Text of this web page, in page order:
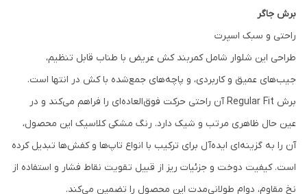
برش جاگر
راحتی و سبک اسپرت
طراحی این شلوار شامل کمربند کش عریض با طناب قابل تنظیم،
جیب‌های عمیق و کاربردی، و پاچه‌های جمع‌شده با کش در انتها است.
برش Regular Fit آن راحتی حرکت فوق‌العاده‌ای را فراهم می‌کند و در
عین حال ظاهری مرتب و شیک دارد. رنگ مشکی کلاسیک این محصول،
آن را به گزینه‌ای ایده‌آل برای ترکیب با انواع تاپ‌ها و کفش‌ها تبدیل کرده
است. کیفیت دوخت و جزئیات ریز از قبیل تقویت نقاط فشار و استفاده از
نخ مقاوم، دوام طولانی‌مدت این محصول را تضمین می‌کند.